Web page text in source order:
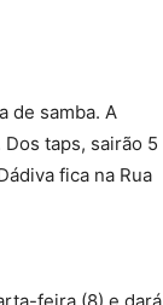
de samba. A
taps, sairão 5
fica na Rua